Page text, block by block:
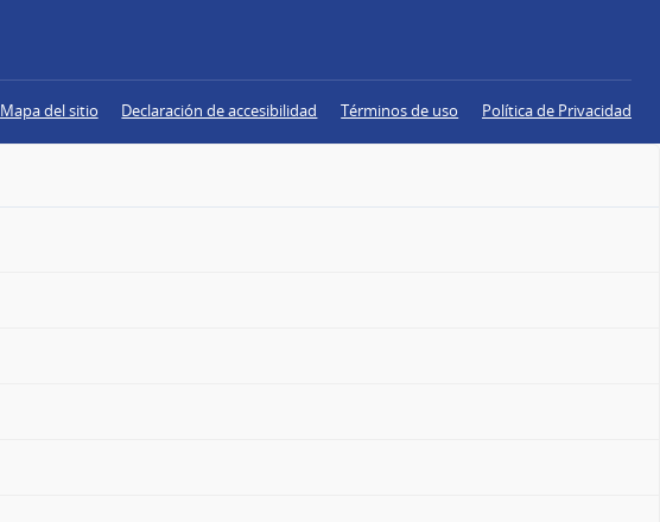
Mapa del sitio Declaración de accesibilidad Términos de uso Política de Privacidad